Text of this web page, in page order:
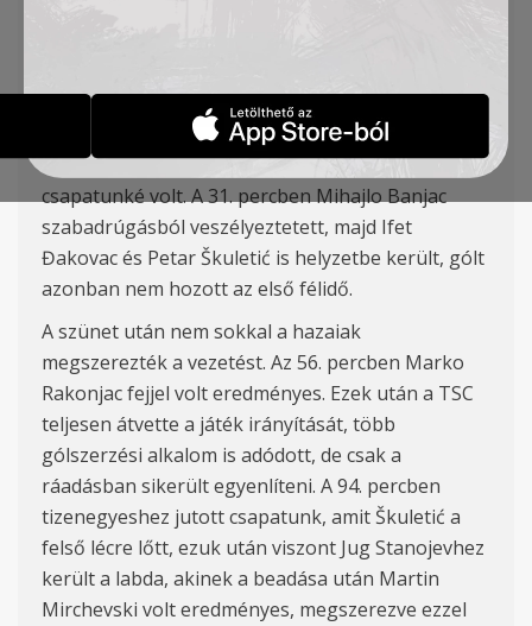
A hazaiak kezdték jobban a meccset, ki is
alakítottak néhány helyzetet, de nem tudtak
betalálni. Az első játékrész második fele viszont
csapatunké volt. A 31. percben Mihajlo Banjac
szabadrúgásból veszélyeztetett, majd Ifet
Đakovacés Petar Škuletić is helyzetbe került, gólt
azonban nem hozott az első félidő.
A szünet után nem sokkal a hazaiak
megszerezték a vezetést. Az 56. percben Marko
Rakonjacfejjel volt eredményes. Ezek után a TSC
teljesen átvette a játék irányítását, több
gólszerzési alkalom is adódott, de csak a
ráadásban sikerült egyenlíteni. A 94. percben
tizenegyeshez jutott csapatunk, amit Škuletić a
felső lécre lőtt, ezuk után viszont Jug Stanojevhez
került a labda, akinek a beadása után Martin
Mirchevski volt eredményes, megszerezve ezzel